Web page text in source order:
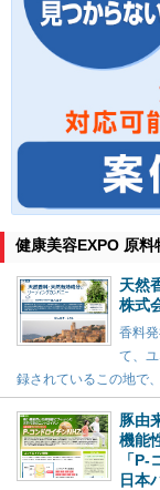
健康美容EXPO 原料
天然
株式
香料
て、
録されているこの地で
豚由
機能
「P-
日本